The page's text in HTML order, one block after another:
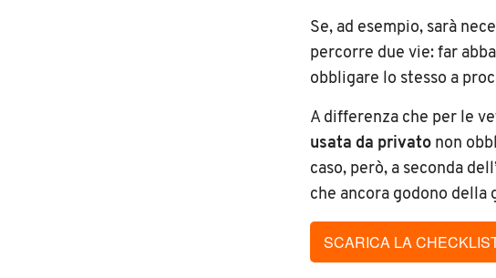
Se, ad esempio, sarà
percorre due vie: far
obbligare lo stesso a
A differenza che per le
usata da privato non
caso, però, a seconda
che ancora godono della
SCARICA LA